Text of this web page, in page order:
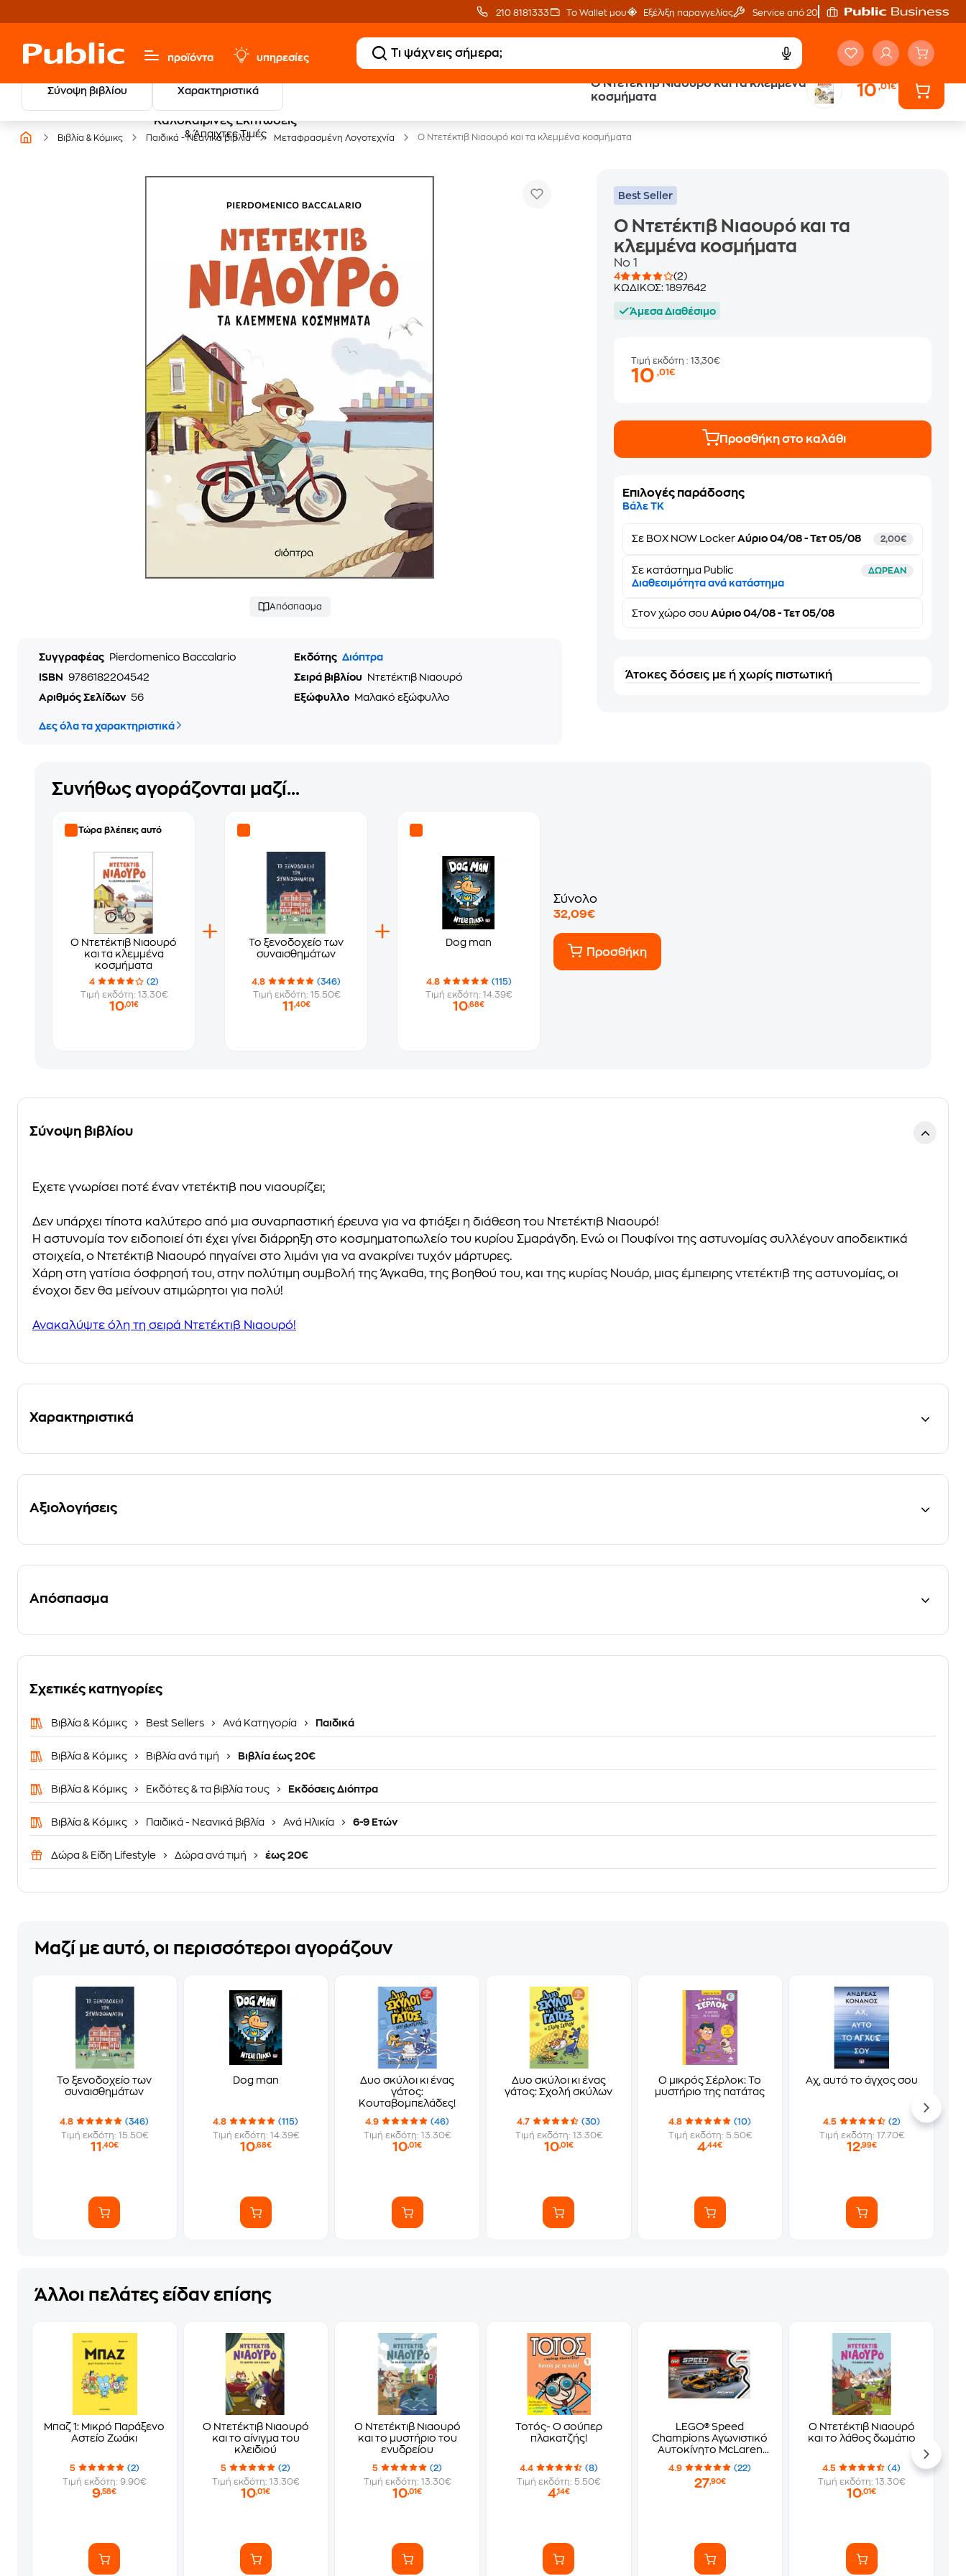
210 8181333 Το Wallet μου Εξέλιξη παραγγελίας Service από 20'
προϊόντα υπηρεσίες
Σύνοψη βιβλίου Χαρακτηριστικά
Ο Ντετέκτιβ Νιαουρό και τα κλεμμένα
κοσμήματα
10,01€
Καλοκαιρινές Εκπτώσεις
& Άπαιχτες Τιμές
Δωρεάν Μεταφορικά
Βιβλία & Κόμικς Παιδικά - Νεανικά βιβλία Μεταφρασμένη Λογοτεχνία Ο Ντετέκτιβ Νιαουρό και τα κλεμμένα κοσμήματα
Απόσπασμα
Συγγραφέας Pierdomenico Baccalario Εκδότης Διόπτρα
ISBN
9786182204542 Σειρά βιβλίου
Ντετέκτιβ Νιαουρό
Αριθμός Σελίδων 56 Εξώφυλλο Μαλακό εξώφυλλο
Δες όλα τα χαρακτηριστικά
Best Seller
Ο Ντετέκτιβ Νιαουρό και τα
κλεμμένα κοσμήματα
No 1
4
(2)
ΚΩΔΙΚΟΣ:1897642
Άμεσα Διαθέσιμο
Τιμή εκδότη: 13,30€
10,01€
Προσθήκη στο καλάθι
Επιλογές παράδοσης
Βάλε ΤΚ
Σε BOX NOW Locker Αύριο 04/08 - Τετ 05/08 2,00€
Σε κατάστημα Public ΔΩΡΕΑΝ
Διαθεσιμότητα ανά κατάστημα
Στονχώρο σου Αύριο 04/08 - Τετ 05/08
Άτοκες δόσεις με ή χωρίς πιστωτική
Συνήθως αγοράζονται μαζί...
Τώρα βλέπεις αυτό
Ο Ντετέκτιβ Νιαουρό
και τα κλεμμένα
κοσμήματα
4
(2)
Τιμή εκδότη: 13.30€
10,01€
Το ξενοδοχείο των
συναισθημάτων
4.8
(346)
Τιμή εκδότη: 15.50€
11 ,40€
Dog man
4.8
(115)
Τιμή εκδότη: 14.39€
10,68€
Σύνολο
32,09€
Προσθήκη
Σύνοψη βιβλίου
Έχετε γνωρίσει ποτέ έναν ντετέκτιβ που νιαουρίζει;
Δεν υπάρχει τίποτα καλύτερο από μια συναρπαστική έρευνα για να φτιάξει η διάθεση του Ντετέκτιβ Νιαουρό!
Η αστυνομία τον ειδοποιεί ότι έχει γίνει διάρρηξη στο κοσμηματοπωλείο του κυρίου Σμαράγδη. Ενώ οι Πουφίνοι της αστυνομίας συλλέγουν αποδεικτικά
στοιχεία, ο Ντετέκτιβ Νιαουρό πηγαίνει στο λιμάνι για να ανακρίνει τυχόν μάρτυρες.
Χάρη στη γατίσια όσφρησή του, στην πολύτιμη συμβολή της Άγκαθα, της βοηθού του, και της κυρίας Νουάρ, μιας έμπειρης ντετέκτιβ της αστυνομίας, οι
ένοχοι δεν θα μείνουν ατιμώρητοι για πολύ!
Ανακαλύψτε όλη τη σειρά Ντετέκτιβ Νιαουρό!
Χαρακτηριστικά
Αξιολογήσεις
Απόσπασμα
Σχετικές κατηγορίες
Βιβλία & Κόμικς Best Sellers Ανά Κατηγορία Παιδικά
Βιβλία & Κόμικς Βιβλία ανά τιμή Βιβλία έως 20€
Βιβλία & Κόμικς Εκδότες & τα βιβλία τους Εκδόσεις Διόπτρα
Βιβλία & Κόμικς Παιδικά - Νεανικά βιβλία Ανά Ηλικία 6-9 Ετών
Δώρα & Είδη Lifestyle Δώρα ανά τιμή έως 20€
Μαζί με αυτό, οι περισσότεροι αγοράζουν
Το ξενοδοχείο των
συναισθημάτων
4.8
(346)
Τιμή εκδότη: 15.50€
11 ,40€
Dog man
4.8
(115)
Τιμή εκδότη: 14.39€
10,68€
Δυο σκύλοι κι ένας
γάτος:
Κουταβομπελάδες!
4.9
(46)
Τιμή εκδότη: 13.30€
10,01€
Δυο σκύλοι κι ένας
γάτος: Σχολή σκύλων
4.7
(30)
Τιμή εκδότη: 13.30€
10,01€
Ο μικρός Σέρλοκ: Το
μυστήριο της πατάτας
4.8
(10)
Τιμή εκδότη: 5.50€
4,44€
Αχ, αυτό το άγχος σου
4.5
(2)
Τιμή εκδότη: 17.70€
12,99€
Άλλοι πελάτες είδαν επίσης
Μπαζ 1: Μικρό Παράξενο
Αστείο Ζωάκι
5
(2)
Τιμή εκδότη: 9.90€
9,58€
Ο Ντετέκτιβ Νιαουρό
και το αίνιγμα του
κλειδιού
5
(2)
Τιμή εκδότη: 13.30€
10,01€
Ο Ντετέκτιβ Νιαουρό
και το μυστήριο του
ενυδρείου
5
(2)
Τιμή εκδότη: 13.30€
10,01€
Τοτός- Ο σούπερ
πλακατζής!
4.4
(8)
Τιμή εκδότη: 5.50€
4,14€
LEGO® Speed
Champions Αγωνιστικό
Αυτοκίνητο McLaren
F1® Team MCL38 (77251)
4.9 (22)
27,90€
Ο Ντετέκτιβ Νιαουρό
και το λάθος δωμάτιο
4.5
(4)
Τιμή εκδότη: 13.30€
10,01€